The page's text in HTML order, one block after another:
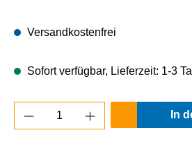
Versandkostenfrei
Sofort verfügbar, Lieferzeit: 1-3
Produkt Anzahl: Gib den
In